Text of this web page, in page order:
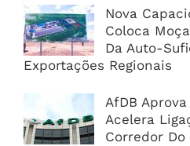
Nova
Coloca
Da Auto-
Exportações Regionais
AfDB
Acelera
Corredor